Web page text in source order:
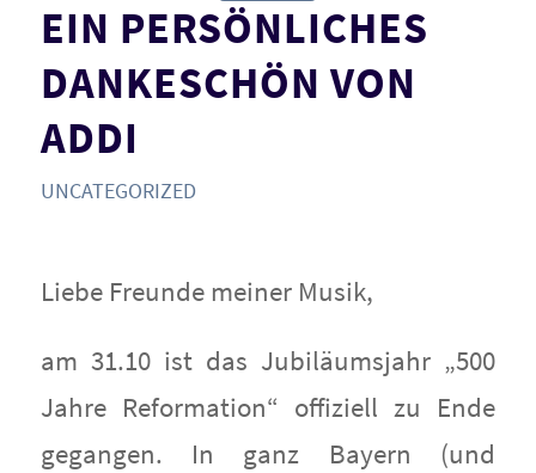
EIN PERSÖNLICHES
DANKESCHÖN VON
ADDI
UNCATEGORIZED
Liebe Freunde meiner Musik,
am 31.10 ist das Jubiläumsjahr „500
Jahre Reformation“ offiziell zu Ende
gegangen. In ganz Bayern (und